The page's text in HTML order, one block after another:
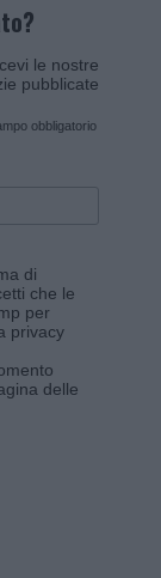
le nostre
pubblicate
obbligatorio
di
che le
per
privacy
delle